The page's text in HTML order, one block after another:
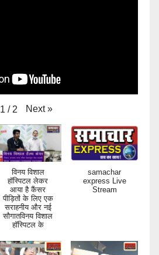
1 / 2 Next »
विनय विशाल
हॉस्पिटल लेकर
आया है कैंसर
पीड़ितों के लिए एक
सराहनीय और नई
सौगातविनय विशाल
हॉस्पिटल के
samachar
express Live
Stream